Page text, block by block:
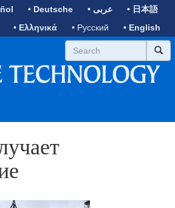
• Deutsche • عربى
• 日本語
• Ελληνικά • Русский • English